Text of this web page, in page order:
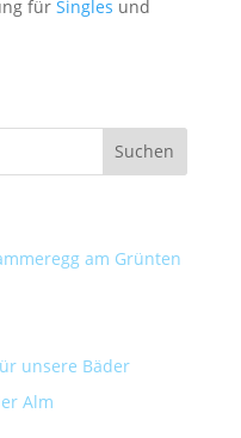
für Singles und
am Grünten
unsere Bäder
Alm